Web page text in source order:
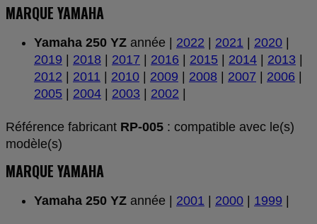
MARQUE YAMAHA
Yamaha 250 YZ année | 2022 2021 2020
2019
2018 2017 2016 2015 2014 2013
2012
2011 2010 2009 2008 2007 2006
2005
2004 2003 2002
Référence fabricant RP-005 : compatible avec le(s)
modèle(s)
MARQUE YAMAHA
Yamaha 250 YZ année | 2001 | 2000 | 1999 |